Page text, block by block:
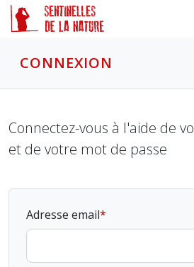
CONNEXION
Connectez-vous à l'aide de
et de votre mot de passe
Adresse email
Panneau de gestion des cookies